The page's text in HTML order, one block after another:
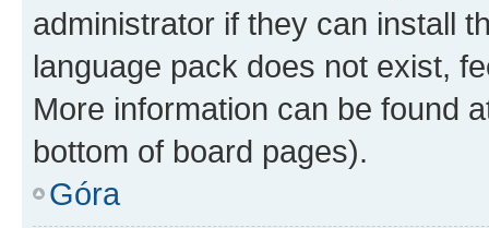
administrator if they can install
language pack does not exist,
More information can be found
bottom of board pages).
Góra